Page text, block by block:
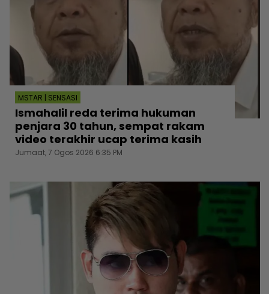
MSTAR | SENSASI
Ismahalil reda terima hukuman
penjara 30 tahun, sempat rakam
video terakhir ucap terima kasih
Jumaat, 7 Ogos 2026 6:35 PM